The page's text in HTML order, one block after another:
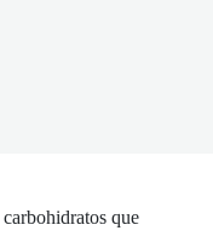
que